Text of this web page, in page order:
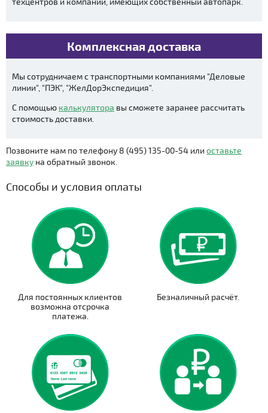
Комплексная доставка
Мы сотрудничаем с транспортными компаниями "Деловые
линии", "ПЭК", "ЖелДорЭкспедиция".
С помощью калькулятора вы сможете заранее рассчитать
стоимость доставки.
Позвоните нам по телефону 8 (495) 135-00-54 или оставьте
заявку на обратный звонок.
Способы и условия оплаты
Для постоянных клиентов
возможна отсрочка
платежа.
Безналичный расчёт.